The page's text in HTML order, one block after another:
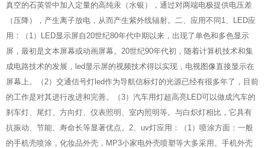
真空的石英管中加入定量的高纯汞（水银），通过对两端电极提供电压差
（压降），产生离子放电，从而产生紫外线辐射。二、应用不同1、LED应
用：（1）LED显示屏自20世纪80年代中期以来，出现了单色和多色显示
屏，最初是文本屏幕或动画屏幕。20世纪90年代初，随着计算机技术和集
成电路技术的发展，led显示屏的视频技术得以实现，电视图像直接显示在
屏幕上。（2）交通信号灯led作为导航信标灯的光源已经有很多年了，目前
的工作是对其进行改进和完善。（3）汽车用灯超高亮LED可以做成汽车的
刹车灯、尾灯、方向灯、仪表照明、室内照明等。与白炽灯相比，它具有
抗振动、节能、寿命长等显著优点。2、uv灯应用：（1）喷涂方面：一般
的手机壳喷涂，化妆品外壳，MP3小家电外壳喷塑等大多采用。手机外壳